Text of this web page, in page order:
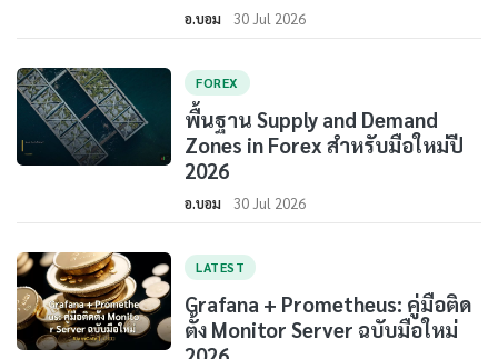
อ.บอม 30 Jul 2026
FOREX
พื้นฐาน Supply and Demand
Zones in Forex สำหรับมือใหม่ปี
2026
อ.บอม 30 Jul 2026
LATEST
Grafana + Prometheus: คู่มือติด
ตั้ง Monitor Server ฉบับมือใหม่